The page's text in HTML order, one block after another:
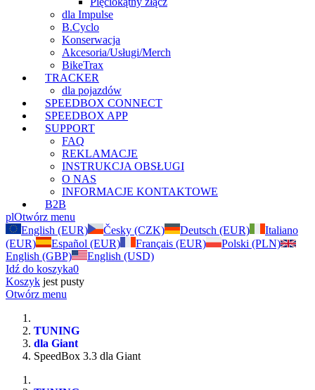
dla Impulse
B.Cyclo
Konserwacja
Akcesoria/Usługi/Merch
BikeTrax
TRACKER
dla pojazdów
SPEEDBOX CONNECT
SPEEDBOX APP
SUPPORT
FAQ
REKLAMACJE
INSTRUKCJA OBSŁUGI
O NAS
INFORMACJE KONTAKTOWE
B2B
plOtwórz menu
English (EUR)
Česky (CZK) Deutsch (EUR)
Italiano
(EUR)
Español (EUR) Français (EUR)
Polski (PLN)
English (GBP)
English (USD)
Idź do koszyka0
Koszyk jest pusty
Otwórz menu
TUNING
dla Giant
SpeedBox 3.3 dla Giant